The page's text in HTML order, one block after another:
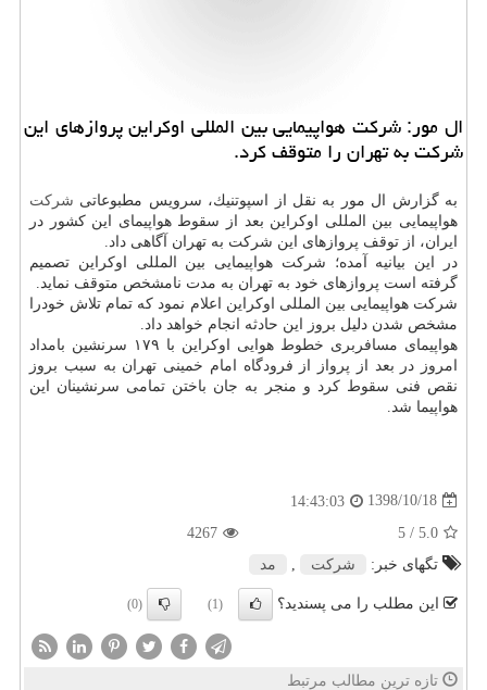
ال مور: شركت هواپیمایی بین المللی اوكراین پروازهای این
شركت به تهران را متوقف كرد.
به گزارش ال مور به نقل از اسپوتنیك، سرویس مطبوعاتی شركت
هواپیمایی بین المللی اوكراین بعد از سقوط هواپیمای این كشور در
ایران، از توقف پروازهای این شركت به تهران آگاهی داد.
در این بیانیه آمده؛ شركت هواپیمایی بین المللی اوكراین تصمیم
گرفته است پروازهای خود به تهران به مدت نامشخص متوقف نماید.
شركت هواپیمایی بین المللی اوكراین اعلام نمود كه تمام تلاش خودرا
مشخص شدن دلیل بروز این حادثه انجام خواهد داد.
هواپیمای مسافربری خطوط هوایی اوكراین با ۱۷۹ سرنشین بامداد
امروز در بعد از پرواز از فرودگاه امام خمینی تهران به سبب بروز
نقص فنی سقوط كرد و منجر به جان باختن تمامی سرنشینان این
هواپیما شد.
1398/10/18
14:43:03
5.0
/ 5
4267
تگهای خبر:
شركت مد
این مطلب را می پسندید؟ (1)
(0)
تازه ترین مطالب مرتبط